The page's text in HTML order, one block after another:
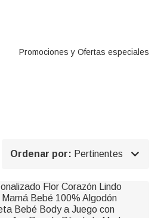
Promociones y Ofertas especiales
Ordenar por: Pertinentes 